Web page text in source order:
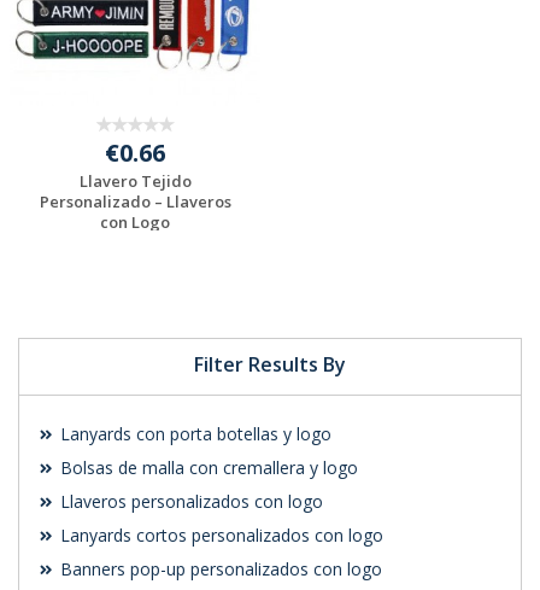
Filter Results By
Lanyards con porta botellas y logo
Bolsas de malla con cremallera y logo
Llaveros personalizados con logo
Lanyards cortos personalizados con logo
Banners pop-up personalizados con logo
€0.66
Llavero Tejido
Personalizado – Llaveros
con Logo